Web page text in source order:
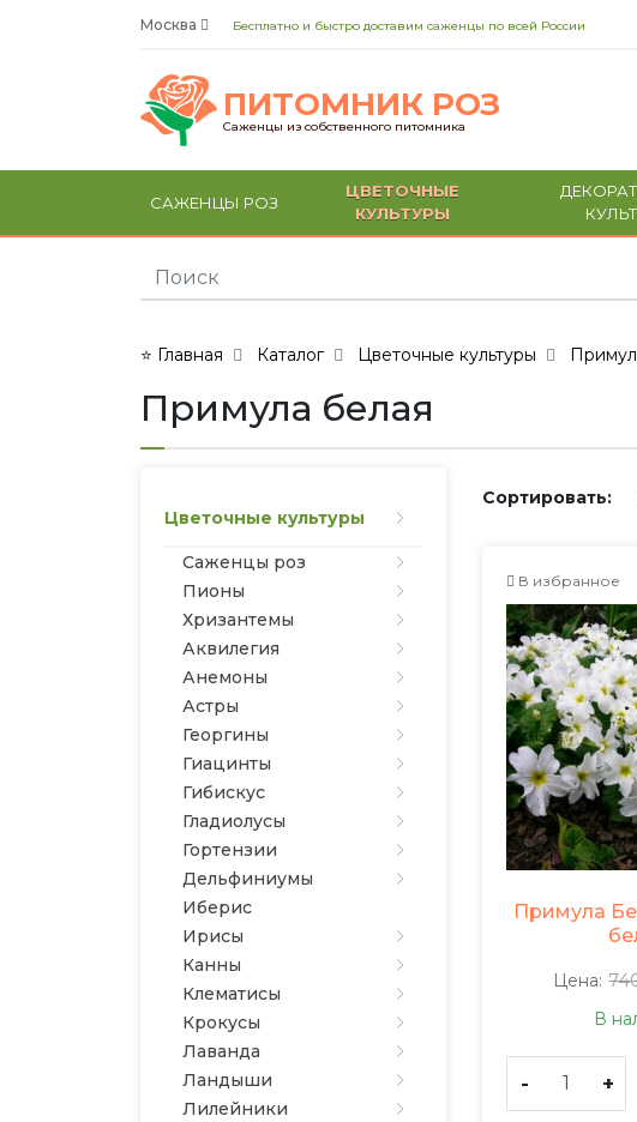
Москва Бесплатно и быстро доставим саженцы по всей России
ПИТОМНИК РОЗ
Саженцы из собственного питомника
САЖЕНЦЫ РОЗ
ЦВЕТОЧНЫЕ
КУЛЬТУРЫ
⭐ Главная Каталог Цветочные культуры
Примула белая
Цветочные культуры
Саженцы роз
Пионы
Хризантемы
Аквилегия
Анемоны
Астры
Георгины
Гиацинты
Гибискус
Гладиолусы
Гортензии
Дельфиниумы
Иберис
Ирисы
Канны
Клематисы
Крокусы
Лаванда
Ландыши
Лилейники
Сортировать:
В избранное
Примула
Цена:
В
- +